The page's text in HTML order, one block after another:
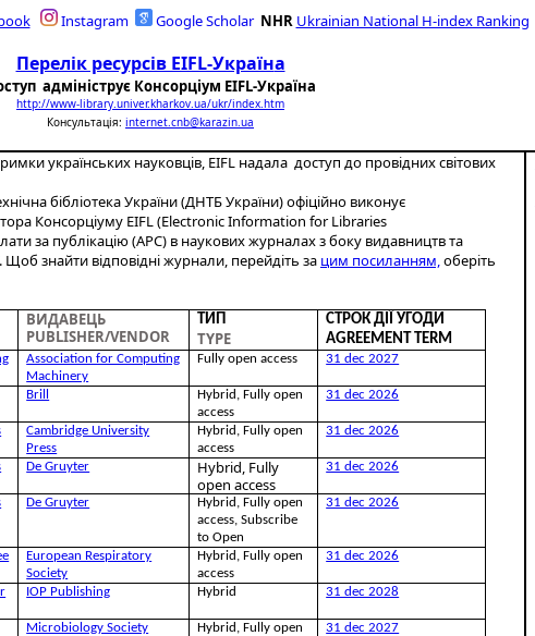
Instagram Google Scholar NHR Ukrainian National H-index Ranking
Перелік ресурсів EIFL-Україна
адмініструє Консорціум EIFL-Україна
http://www-library.univer.kharkov.ua/ukr/index.htm
Консультація: internet.cnb@karazin.ua
українських науковців, EIFL надала доступ до провідних світових
бібліотека України (ДНТБ України) офіційно виконує
Консорціуму EIFL (Electronic Information for Libraries
за публікацію (APC) в наукових журналах з боку видавництв та
Щоб знайти відповідні журнали, перейдіть за цим посиланням,оберіть
ВИДАВЕЦЬ
PUBLISHER/VENDOR
ТИП
TYPE
СТРОК ДІЇ УГОДИ
AGREEMENT TERM
Association for Computing
Machinery
Fully open access 31 dec 2027
Brill
Hybrid, Fully open
access
31 dec 2026
Cambridge University
Press
Hybrid, Fully open
access
31 dec 2026
De Gruyter
Hybrid, Fully
open access
31 dec 2026
De Gruyter
Hybrid, Fully open
access, Subscribe
to Open
31 dec 2026
European Respiratory
Society
Hybrid, Fully open
access
31 dec 2026
IOP Publishing Hybrid 31 dec 2028
Microbiology Society
Hybrid, Fully open
31 dec 2027